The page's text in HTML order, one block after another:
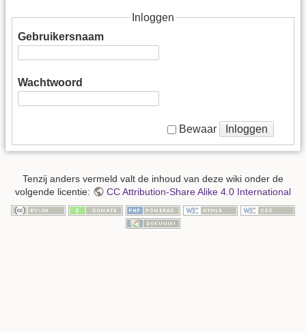
Inloggen
Gebruikersnaam
Wachtwoord
Bewaar Inloggen
Tenzij anders vermeld valt de inhoud van deze wiki onder de
volgende licentie:
CC Attribution-Share Alike 4.0 International